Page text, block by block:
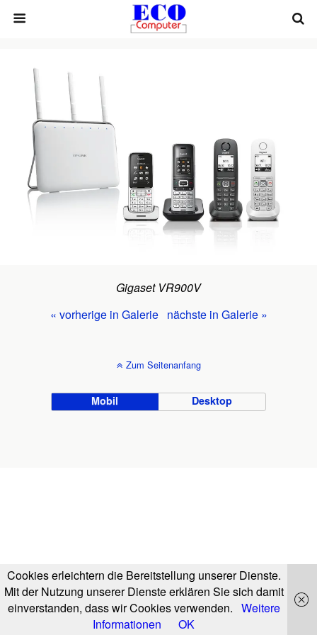
Gigaset VR900V
« vorherige in Galerie nächste in Galerie »
Zum Seitenanfang
Mobil Desktop
Cookies erleichtern die Bereitstellung unserer Dienste.
Mit der Nutzung unserer Dienste erklären Sie sich damit
einverstanden, dass wir Cookies verwenden. Weitere
Informationen
OK